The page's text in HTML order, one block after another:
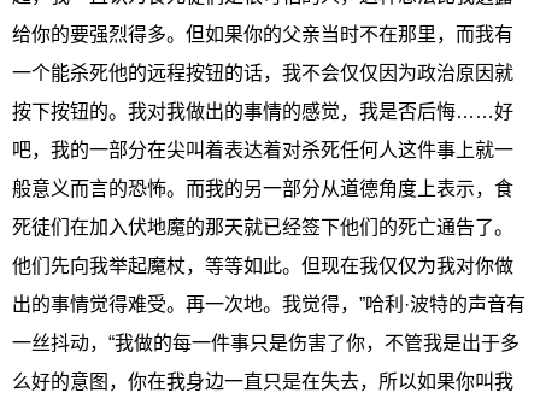
给你的要强烈得多。但如果你的父亲当时不在那里，而我有
一个能杀死他的远程按钮的话，我不会仅仅因为政治原因就
按下按钮的。我对我做出的事情的感觉，我是否后悔……好
吧，我的一部分在尖叫着表达着对杀死任何人这件事上就一
般意义而言的恐怖。而我的另一部分从道德角度上表示，食
死徒们在加入伏地魔的那天就已经签下他们的死亡通告了。
他们先向我举起魔杖，等等如此。但现在我仅仅为我对你做
出的事情觉得难受。再一次地。我觉得，”哈利·波特的声音有
一丝抖动，“我做的每一件事只是伤害了你，不管我是出于多
么好的意图，你在我身边一直只是在失去，所以如果你叫我